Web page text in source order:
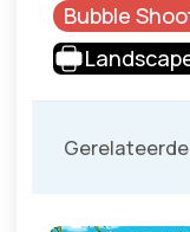
Bubble